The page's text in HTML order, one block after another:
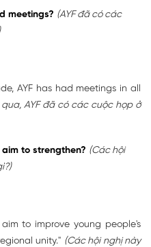
meetings? (AYF đã có các
AYF has had meetings in all
AYF đã có các cuộc họp ở
to strengthen? (Các hội
to improve young people's
unity." (Các hội nghị này